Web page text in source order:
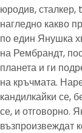
юродив,
нагледно какво
по един Янушка
на Рембрандт,
планета и ги
на кръчмата.
кандилкайки се,
се, и отговорно.
възпроизвеждат